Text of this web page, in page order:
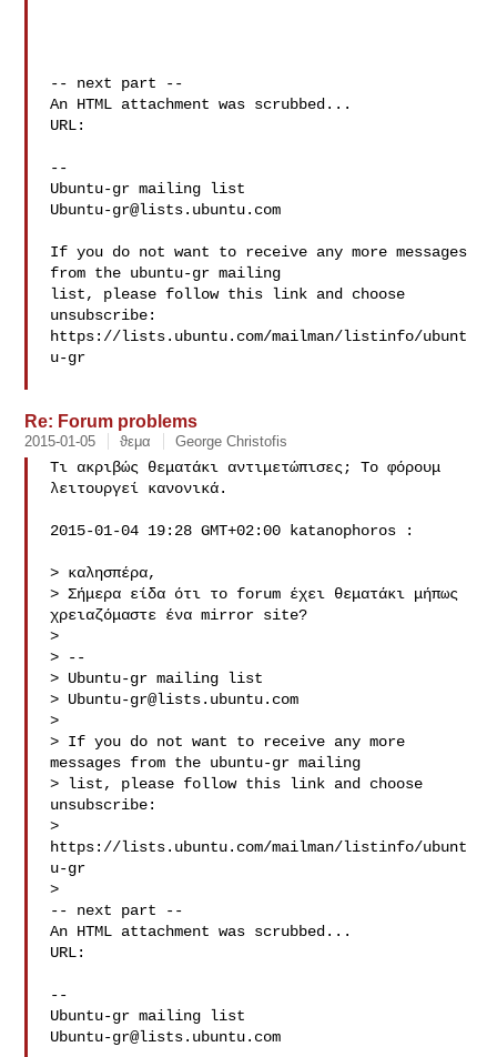
-- next part --
An HTML attachment was scrubbed...
--
Ubuntu-gr@lists.ubuntu.com
If you do not want to receive any more messages
from the ubuntu-gr mailing
list, please follow this link and choose
unsubscribe:
https://lists.ubuntu.com/mailman/listinfo/ubunt
u-gr
Re: Forum problems
2015-01-05 ϑεμα George Christofis
Τι ακριβώς θεματάκι αντιμετώπισες; Το φόρουμ
λειτουργεί κανονικά.
2015-01-04 19:28 GMT+02:00 katanophoros :
> καλησπέρα,
> Σήμερα είδα ότι το forum έχει θεματάκι μήπως
χρειαζόμαστε ένα mirror site?
>
> --
> Ubuntu-gr mailing list
> Ubuntu-gr@lists.ubuntu.com
>
> If you do not want to receive any more
messages from the ubuntu-gr mailing
> list, please follow this link and choose
unsubscribe:
>
https://lists.ubuntu.com/mailman/listinfo/ubunt
u-gr
>
-- next part --
An HTML attachment was scrubbed...
--
Ubuntu-gr@lists.ubuntu.com